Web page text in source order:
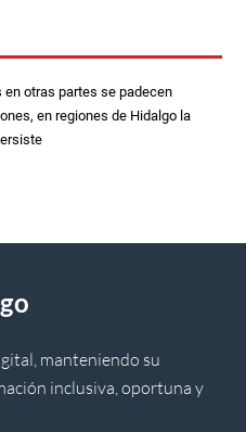
en otras partes se padecen
en regiones de Hidalgo la
manteniendo su
inclusiva, oportuna y